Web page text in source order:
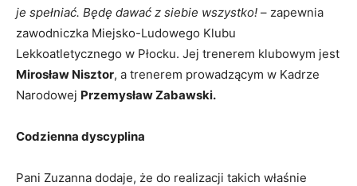
je spełniać. Będę dawać z siebie wszystko! – zapewnia
zawodniczka Miejsko-Ludowego Klubu
Lekkoatletycznego w Płocku. Jej trenerem klubowym jest
Mirosław Nisztor, a trenerem prowadzącym w Kadrze
Narodowej Przemysław Zabawski.
Codzienna dyscyplina
Pani Zuzanna dodaje, że do realizacji takich właśnie